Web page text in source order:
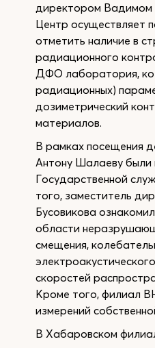
директором Вадимом
Центр осуществляет
отметить наличие в
радиационного
ДФО лаборатория,
радиационных)
дозиметрический
материалов.
В рамках посещения
Антону Шалаеву были
Государственной
того, заместитель
Бусовикова
области
смещения,
скоростей
Кроме того, филиал
измерений
В Хабаровском